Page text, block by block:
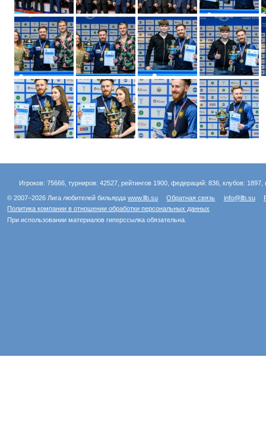
Игроков: 75666, турниров: 42527, рейтингов 1900, федераций: 836, клубов:
© 2007–2026 Лига любителей бильярдаwww.llb.su Обратная связь info@llb.su
Политика компании в отношении обработки персональных данных
При использовании материалов гиперссылка обязательна.